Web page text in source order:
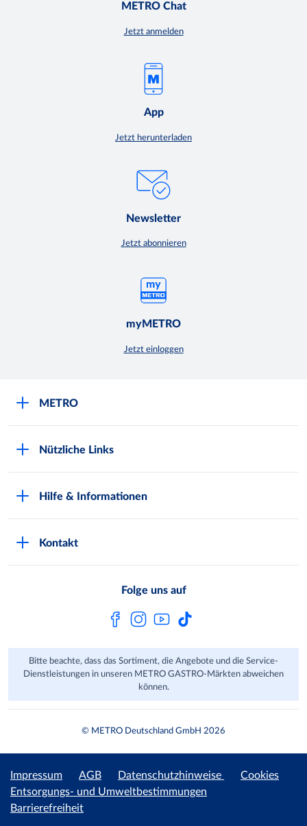
METRO Chat
Jetzt anmelden
App
Jetzt herunterladen
Newsletter
Jetzt abonnieren
myMETRO
Jetzt einloggen
METRO
Presse
Nützliche Links
Hilfe & Informationen
Kundenfeedback
Kontakt
Folge uns auf
Bitte beachte, dass das Sortiment, die Angebote und die Service-
Dienstleistungen in unseren METRO GASTRO-Märkten abweichen
können.
© METRO Deutschland GmbH 2026
Impressum AGB Datenschutzhinweise
Cookies
Entsorgungs- und Umweltbestimmungen
Barrierefreiheit